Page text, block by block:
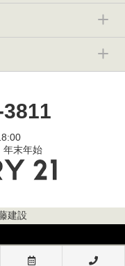
年末年始
建設